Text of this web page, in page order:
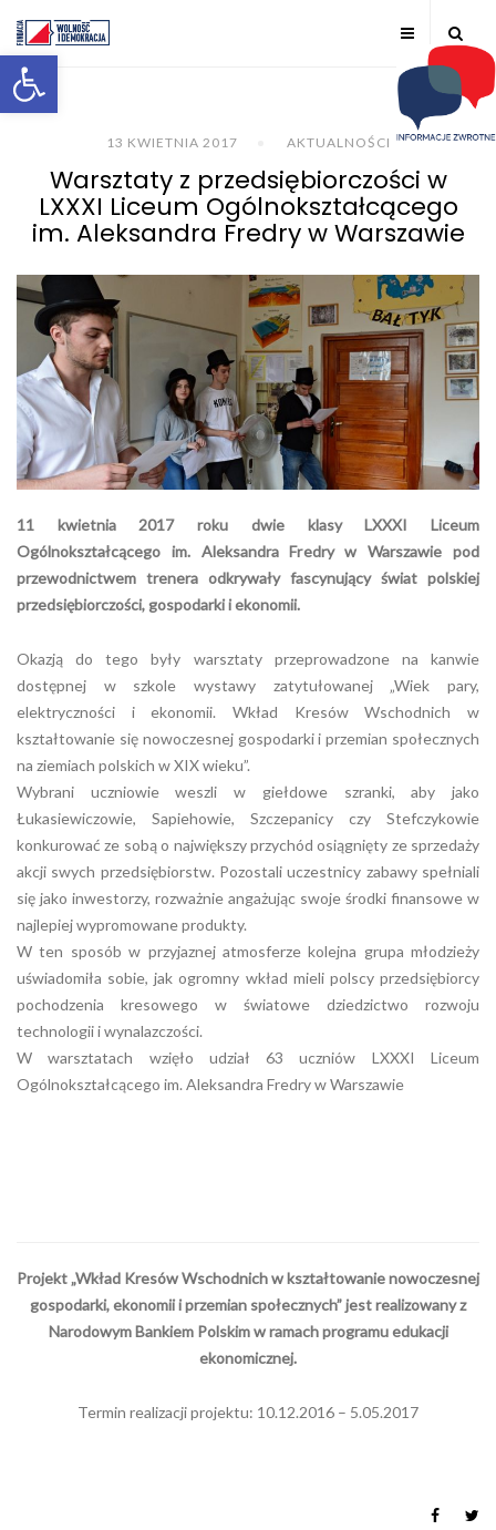
Otwórz pasek narzędzi
13 KWIETNIA 2017 AKTUALNOŚCI
Warsztaty z przedsiębiorczości w
LXXXI Liceum Ogólnokształcącego
im. Aleksandra Fredry w Warszawie
11 kwietnia 2017 roku dwie klasy LXXXI Liceum
Ogólnokształcącego im. Aleksandra Fredry w Warszawie pod
przewodnictwem trenera odkrywały fascynujący świat polskiej
przedsiębiorczości, gospodarki i ekonomii.
Okazją do tego były warsztaty przeprowadzone na kanwie
dostępnej w szkole wystawy zatytułowanej „Wiek pary,
elektryczności i ekonomii. Wkład Kresów Wschodnich w
kształtowanie się nowoczesnej gospodarki i przemian społecznych
na ziemiach polskich w XIX wieku”.
Wybrani uczniowie weszli w giełdowe szranki, aby jako
Łukasiewiczowie, Sapiehowie, Szczepanicy czy Stefczykowie
konkurować ze sobą o największy przychód osiągnięty ze sprzedaży
akcji swych przedsiębiorstw. Pozostali uczestnicy zabawy spełniali
się jako inwestorzy, rozważnie angażując swoje środki finansowe w
najlepiej wypromowane produkty.
W ten sposób w przyjaznej atmosferze kolejna grupa młodzieży
uświadomiła sobie, jak ogromny wkład mieli polscy przedsiębiorcy
pochodzenia kresowego w światowe dziedzictwo rozwoju
technologii i wynalazczości.
W warsztatach wzięło udział 63 uczniów LXXXI Liceum
Ogólnokształcącego im. Aleksandra Fredry w Warszawie
Projekt „Wkład Kresów Wschodnich w kształtowanie nowoczesnej
gospodarki, ekonomii i przemian społecznych” jest realizowany z
Narodowym Bankiem Polskim w ramach programu edukacji
ekonomicznej.
Termin realizacji projektu: 10.12.2016 – 5.05.2017